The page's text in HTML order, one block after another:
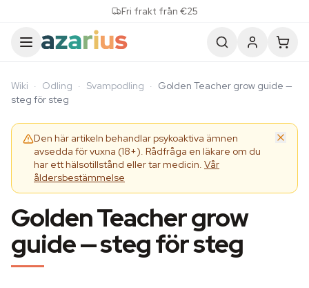
Fri frakt från €25
Wiki · Odling · Svampodling · Golden Teacher grow guide —
steg för steg
Den här artikeln behandlar psykoaktiva ämnen
avsedda för vuxna (18+). Rådfråga en läkare om du
har ett hälsotillstånd eller tar medicin. Vår
åldersbestämmelse
Golden Teacher grow
guide — steg för steg